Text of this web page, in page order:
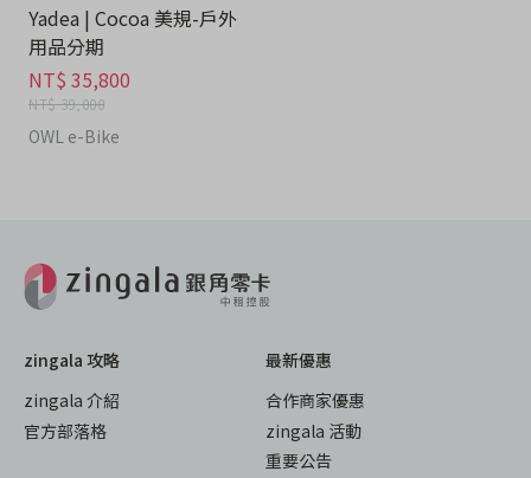
Yadea | Cocoa 美規-戶外
用品分期
NT$ 35,800
NT$ 39,000
OWL e-Bike
zingala 攻略
zingala 介紹
官方部落格
最新優惠
合作商家優惠
zingala 活動
重要公告